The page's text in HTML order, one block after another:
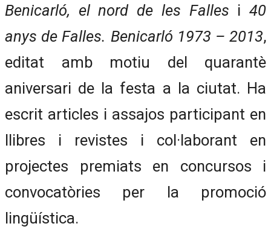
Benicarló, el nord de les Falles i40
anys de Falles. Benicarló 1973 – 2013,
editat amb motiu del quarantè
aniversari de la festa a la ciutat. Ha
escrit articles i assajos participant en
llibres i revistes i col·laborant en
projectes premiats en concursos i
convocatòries per la promoció
lingüística.